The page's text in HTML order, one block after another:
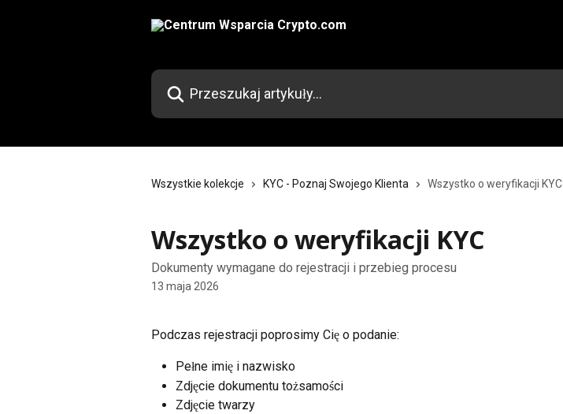
Przeszukaj artykuły...
Wszystkie kolekcje KYC - Poznaj Swojego Klienta Wszystko o weryfikacji KYC
Wszystko o weryfikacji KYC
Dokumenty wymagane do rejestracji i przebieg procesu
13 maja 2026
Podczas rejestracji poprosimy Cię o podanie:
Pełne imię i nazwisko
Zdjęcie dokumentu tożsamości
Zdjęcie twarzy